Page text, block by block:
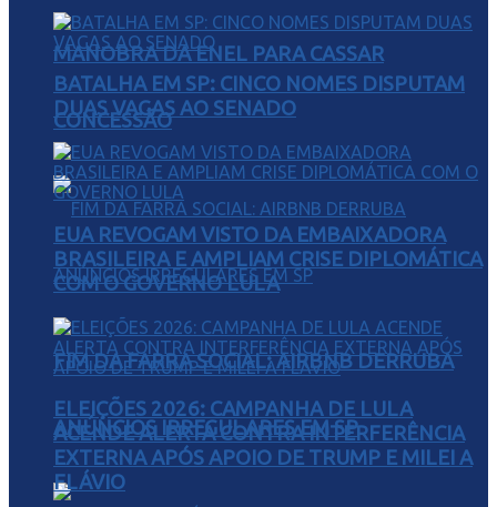
MANOBRA DA ENEL PARA CASSAR
CONCESSÃO
FIM DA FARRA SOCIAL: AIRBNB DERRUBA
ANÚNCIOS IRREGULARES EM SP
BATALHA EM SP: CINCO NOMES DISPUTAM
DUAS VAGAS AO SENADO
EUA REVOGAM VISTO DA EMBAIXADORA
BRASILEIRA E AMPLIAM CRISE DIPLOMÁTICA
COM O GOVERNO LULA
ELEIÇÕES 2026: CAMPANHA DE LULA
ACENDE ALERTA CONTRA INTERFERÊNCIA
EXTERNA APÓS APOIO DE TRUMP E MILEI A
FLÁVIO